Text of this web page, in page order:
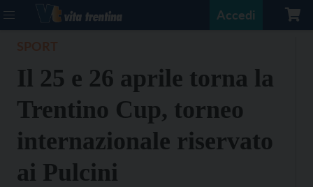
Accedi
Il 25 e 26 aprile torna la
Trentino Cup, torneo
internazionale riservato
ai Pulcini